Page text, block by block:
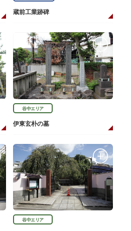
蔵前工業跡碑
谷中エリア
伊東玄朴の墓
谷中エリア